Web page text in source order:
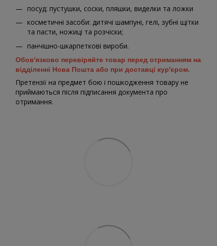
посуд: пустушки, соски, пляшки, виделки та ложки
косметичні засоби: дитячі шампуні, гелі, зубні щітки
та пасти, ножиці та розчіски;
панчішно-шкарпеткові вироби.
Обов'язково перевіряйте товар перед отриманням на
відділенні Нова Пошта або при доставці кур'єром.
Претензії на предмет бою і пошкодження товару не
приймаються після підписання документа про
отримання.